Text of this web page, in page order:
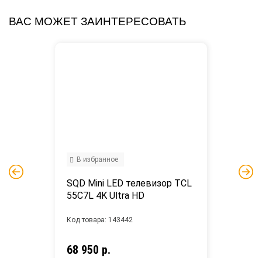
ВАС МОЖЕТ ЗАИНТЕРЕСОВАТЬ
SQD Mini LED телевизор TCL
55C7L 4K Ultra HD
68 950 р.
Код товара: 143442
В избранное